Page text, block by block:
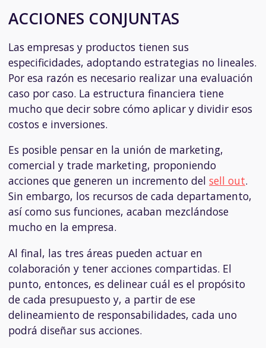
ACCIONES CONJUNTAS
Las empresas y productos tienen sus
especificidades, adoptando estrategias no lineales.
Por esa razón es necesario realizar una evaluación
caso por caso. La estructura financiera tiene
mucho que decir sobre cómo aplicar y dividir esos
costos e inversiones.
Es posible pensar en la unión de marketing,
comercial y trade marketing, proponiendo
acciones que generen un incremento del sell out.
Sin embargo, los recursos de cada departamento,
así como sus funciones, acaban mezclándose
mucho en la empresa.
Al final, las tres áreas pueden actuar en
colaboración y tener acciones compartidas. El
punto, entonces, es delinear cuál es el propósito
de cada presupuesto y, a partir de ese
delineamiento de responsabilidades, cada uno
podrá diseñar sus acciones.